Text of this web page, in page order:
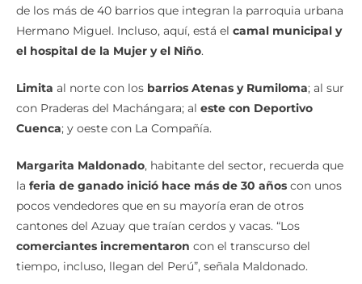
de los más de 40 barrios que integran la parroquia urbana
Hermano Miguel. Incluso, aquí, está el camal municipal y
el hospital de la Mujer y el Niño.
Limita al norte con los barrios Atenas y Rumiloma; al sur
con Praderas del Machángara; al este con Deportivo
Cuenca; y oeste con La Compañía.
Margarita Maldonado, habitante del sector, recuerda que
la feria de ganado inició hace más de 30 años con unos
pocos vendedores que en su mayoría eran de otros
cantones del Azuay que traían cerdos y vacas. “Los
comerciantes incrementaron con el transcurso del
tiempo, incluso, llegan del Perú”, señala Maldonado.